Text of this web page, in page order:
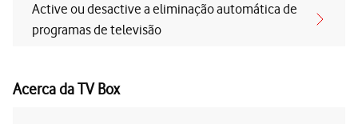
Active ou desactive a eliminação automática de
programas de televisão
Acerca da TV Box